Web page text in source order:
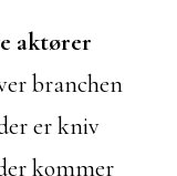
aktører
branchen
er kniv
kommer